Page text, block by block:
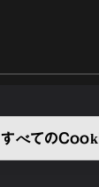
すべての